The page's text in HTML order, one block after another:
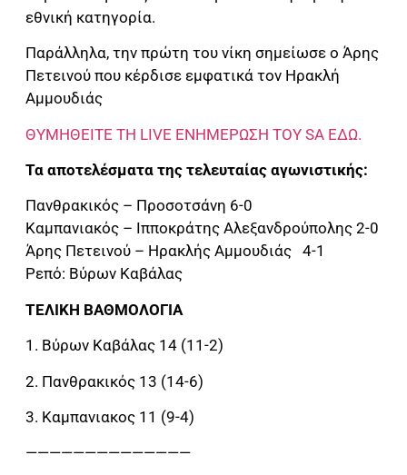
εθνική κατηγορία.
Παράλληλα, την πρώτη του νίκη σημείωσε ο Άρης
Πετεινού που κέρδισε εμφατικά τον Ηρακλή
Αμμουδιάς
ΘΥΜΗΘΕΙΤΕ ΤΗ LIVE ΕΝΗΜΕΡΩΣΗ ΤΟΥ SA ΕΔΩ.
Τα αποτελέσματα της τελευταίας αγωνιστικής:
Πανθρακικός – Προσοτσάνη 6-0
Καμπανιακός – Ιπποκράτης Αλεξανδρούπολης 2-0
Άρης Πετεινού – Ηρακλής Αμμουδιάς 4-1
Ρεπό: Βύρων Καβάλας
ΤΕΛΙΚΗ ΒΑΘΜΟΛΟΓΙΑ
1. Βύρων Καβάλας 14 (11-2)
2. Πανθρακικός 13 (14-6)
3. Καμπανιακος 11 (9-4)
——————————————